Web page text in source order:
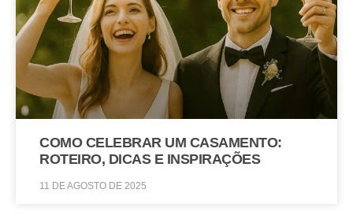
COMO CELEBRAR UM CASAMENTO:
ROTEIRO, DICAS E INSPIRAÇÕES
11 DE AGOSTO DE 2025